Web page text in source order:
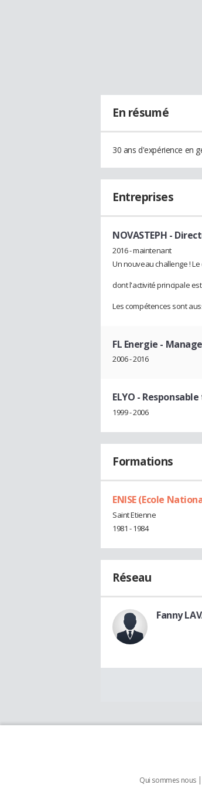
En résumé
30 ans d'expérience en
Entreprises
NOVASTEPH -
2016 - maintenant
Un nouveau challenge !
dont l'activité principale
Les compétences sont
FL Energie -
2006 - 2016
ELYO -
1999 - 2006
Formations
ENISE (Ecole
Saint Etienne
1981 - 1984
Réseau
Fanny
Qui sommes nous